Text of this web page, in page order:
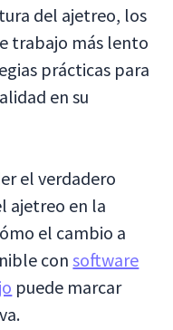
del ajetreo, los
trabajo más lento
prácticas para
en su
el verdadero
ajetreo en la
el cambio a
consoftware
puede marcar